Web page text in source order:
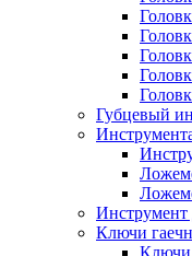
Губцевый
Инструмент
Ключи
Ключи